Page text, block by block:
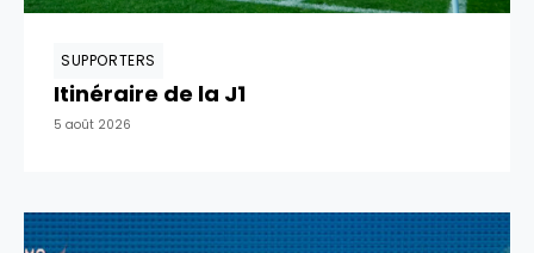
SUPPORTERS
Itinéraire de la J1
5 août 2026